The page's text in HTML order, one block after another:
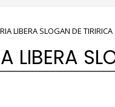
LIBERA SLOGAN DE TIRIRICA
LIBERA